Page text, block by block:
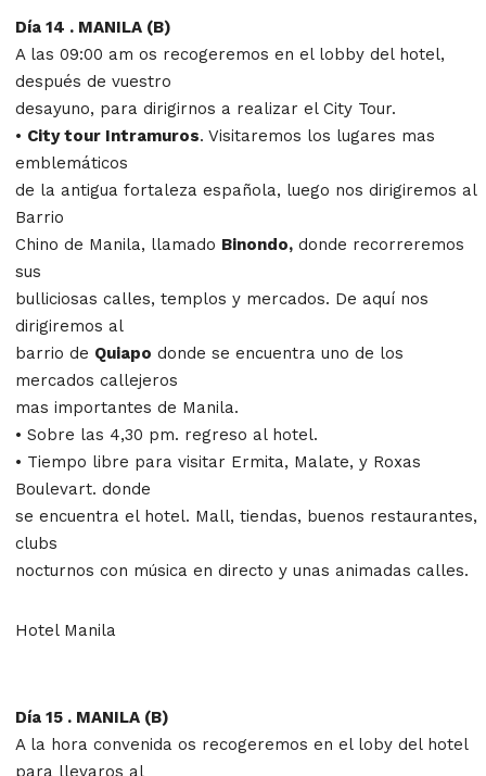
Día 14 . MANILA (B)
A las 09:00 am os recogeremos en el lobby del hotel,
después de vuestro
desayuno, para dirigirnos a realizar el City Tour.
• City tour Intramuros. Visitaremos los lugares mas
emblemáticos
de la antigua fortaleza española, luego nos dirigiremos al
Barrio
Chino de Manila, llamado Binondo, donde recorreremos
sus
bulliciosas calles, templos y mercados. De aquí nos
dirigiremos al
barrio de Quiapo donde se encuentra uno de los
mercados callejeros
mas importantes de Manila.
• Sobre las 4,30 pm. regreso al hotel.
• Tiempo libre para visitar Ermita, Malate, y Roxas
Boulevart. donde
se encuentra el hotel. Mall, tiendas, buenos restaurantes,
clubs
nocturnos con música en directo y unas animadas calles.
Hotel Manila
Día 15 . MANILA (B)
A la hora convenida os recogeremos en el loby del hotel
para llevaros al